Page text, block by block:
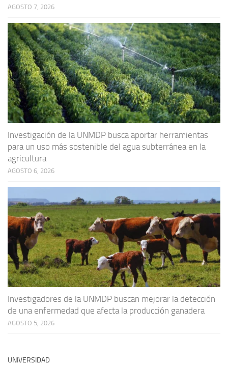
AGOSTO 7, 2026
Investigación de la UNMDP busca aportar herramientas
para un uso más sostenible del agua subterránea en la
agricultura
AGOSTO 6, 2026
Investigadores de la UNMDP buscan mejorar la detección
de una enfermedad que afecta la producción ganadera
AGOSTO 5, 2026
UNIVERSIDAD